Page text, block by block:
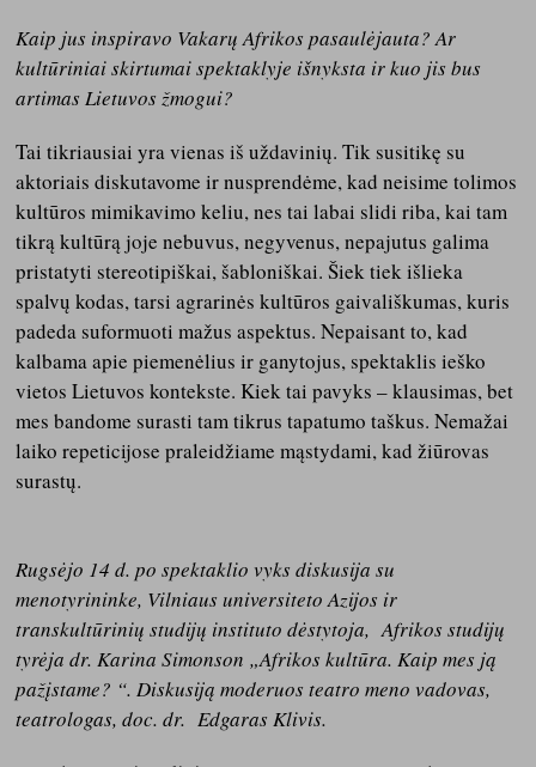
Kaip jus inspiravo Vakarų Afrikos pasaulėjauta? Ar
kultūriniai skirtumai spektaklyje išnyksta ir kuo jis bus
artimas Lietuvos žmogui?
Tai tikriausiai yra vienas iš uždavinių. Tik susitikę su
aktoriais diskutavome ir nusprendėme, kad neisime tolimos
kultūros mimikavimo keliu, nes tai labai slidi riba, kai tam
tikrą kultūrą joje nebuvus, negyvenus, nepajutus galima
pristatyti stereotipiškai, šabloniškai. Šiek tiek išlieka
spalvų kodas, tarsi agrarinės kultūros gaivališkumas, kuris
padeda suformuoti mažus aspektus. Nepaisant to, kad
kalbama apie piemenėlius ir ganytojus, spektaklis ieško
vietos Lietuvos kontekste. Kiek tai pavyks – klausimas, bet
mes bandome surasti tam tikrus tapatumo taškus. Nemažai
laiko repeticijose praleidžiame mąstydami, kad žiūrovas
surastų.
Rugsėjo 14 d. po spektaklio vyks diskusija su
menotyrininke, Vilniaus universiteto Azijos ir
transkultūrinių studijų instituto dėstytoja, Afrikos studijų
tyrėja dr. Karina Simonson „Afrikos kultūra. Kaip mes ją
pažįstame? “. Diskusiją moderuos teatro meno vadovas,
teatrologas, doc. dr. Edgaras Klivis.